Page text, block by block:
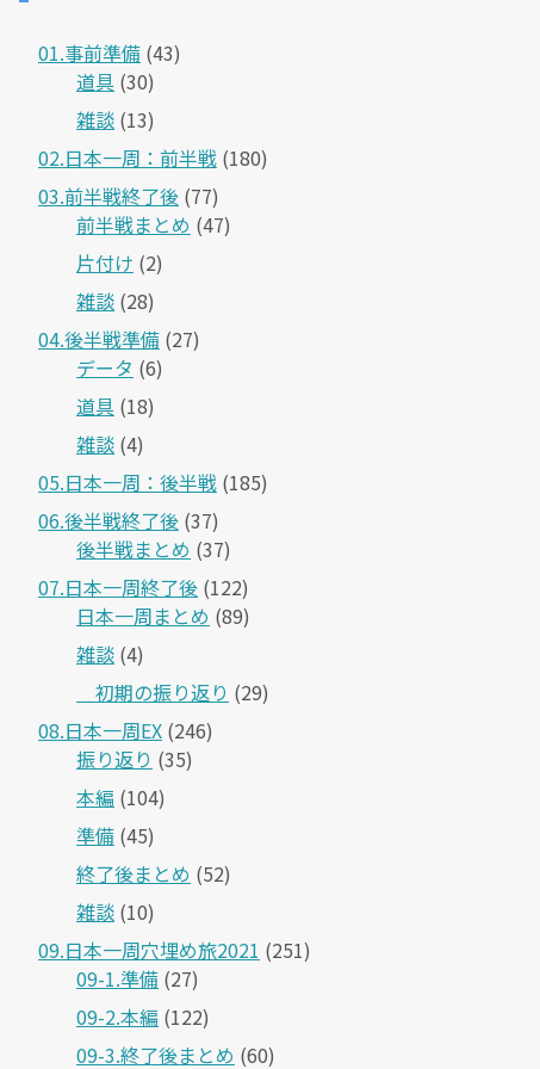
01.事前準備 (43)
道具 (30)
雑談 (13)
02.日本一周：前半戦 (180)
03.前半戦終了後 (77)
前半戦まとめ (47)
片付け (2)
雑談 (28)
04.後半戦準備 (27)
データ (6)
道具 (18)
雑談 (4)
05.日本一周：後半戦 (185)
06.後半戦終了後 (37)
後半戦まとめ (37)
07.日本一周終了後 (122)
日本一周まとめ (89)
雑談 (4)
＿初期の振り返り (29)
08.日本一周EX (246)
振り返り (35)
本編 (104)
準備 (45)
終了後まとめ (52)
雑談 (10)
09.日本一周穴埋め旅2021 (251)
09-1.準備 (27)
09-2.本編 (122)
09-3.終了後まとめ (60)